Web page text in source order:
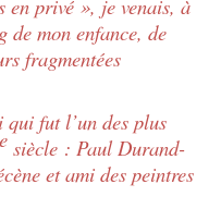
en privé », je venais, à
de mon enfance, de
fragmentées
fut l’un des plus
e siècle : Paul Durand-
et ami des peintres